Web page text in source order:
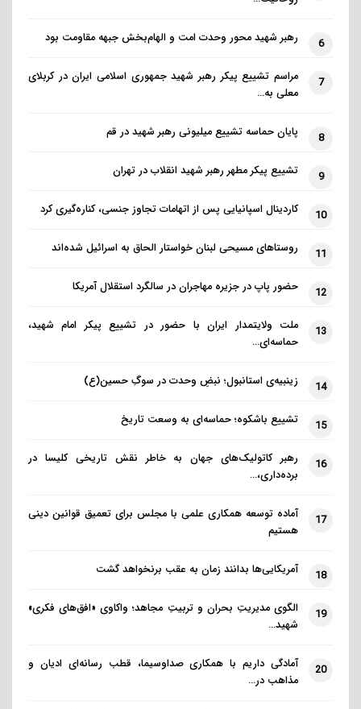
بیشتری دارد.
وی تصریح کرد: فقط به تمام کشورهای منطقه MENA
صنعت گردشگری باز شوند، به تأکید و بازاریابی آنها نگاه
کنید. واضح است که آنها در مقابل بازار بلندمدت واقعی
گزارشی را منتشر کرد که نشان می‌داد مراکش به احتمال
از خانه کار می‌کنند) است.
بخشی از مشکل ممکن است نحوه روایت روزنامه‌نگاری
سفر ـ ابزاری کلیدی برای رسیدن به مقصد در مقابل
گردشگران بالقوه ـ باشد. در ماه آگوست، علی درباره
شد، توییت کرد: حتی یک کلمه در مورد اینکه آلبانی
کشوری با اکثریت مسلمان است وجود ندارد. در ادامه
چرا آلبانی برای مسافران مسلمان و غیرمسلمان ارزش
او در پاسخ به سؤالی درباره اینکه چه رسانه‌ای می‌تواند در
نویسندگان از رسانه‌های اصلی غیر غربی هستند و اکثر آنها
سفیدپوست هستند. اکثر این افراد این روزها
فریلنسر(آزادکار و کارکنان بدون داشتن قرارداد کاری)
ویرایش شده‌اند. بنابراین تحقیقات عمیق، سفرهای
6 رهبر شهید محور وحدت امت و الهام‌بخش جبهه مقاومت بود
7
مراسم تشییع پیکر رهبر شهید جمهوری اسلامی ایران در کربلای
معلی به…
8 پایان حماسه تشییع میلیونی رهبر شهید در قم
9 تشییع پیکر مطهر رهبر شهید انقلاب در تهران
10 کاردینال اسپانیایی پس از اتهامات تجاوز جنسی، کناره‌گیری کرد
11 روستاهای مسیحی لبنان خواستار الحاق به اسرائیل شده‌اند
12 حضور پاپ در جزیره مهاجران در سالگرد استقلال آمریکا
13
ملت ولایتمدار ایران با حضور در تشییع پیکر امام شهید،
حماسه‌ای…
14 زینبیه‌ی استانبول؛ نبضِ وحدت در سوگِ حسین(ع)
15 تشییع باشکوه؛ حماسه‌ای به وسعت تاریخ
16
رهبر کاتولیک‌های جهان به خاطر نقش تاریخی کلیسا در
برده‌داری،…
17
آماده توسعه همکاری علمی با مجلس برای تعمیق قوانین دینی
هستیم
18 آمریکایی‌ها بدانند زمان به عقب برنخواهد گشت
19
الگوی مدیریتِ بحران و تربیتِ مجاهد؛ واکاوی «افق‌های فکری»
شهید…
20
آمادگی داریم با همکاری صداوسیما، قطب رسانه‌ای ادیان و
مذاهب در…